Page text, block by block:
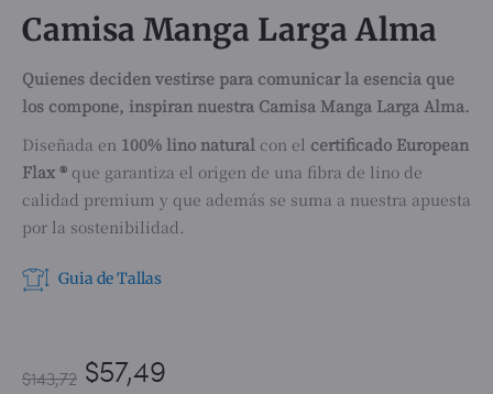
Camisa Manga Larga Alma
Quienes deciden vestirse para comunicar la esencia que
los compone, inspiran nuestra Camisa Manga Larga Alma.
Diseñada en 100% lino natural con el certificado European
Flax ® que garantiza el origen de una fibra de lino de
calidad premium y que además se suma a nuestra apuesta
por la sostenibilidad.
Guia de Tallas
$143,72 $57,49